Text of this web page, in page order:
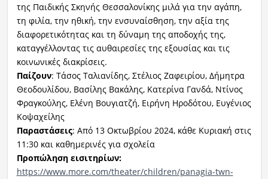
της Παιδικής Σκηνής Θεσσαλονίκης μιλά για την αγάπη,
τη φιλία, την ηθική, την ενσυναίσθηση, την αξία της
διαφορετικότητας και τη δύναμη της αποδοχής της,
καταγγέλλοντας τις αυθαιρεσίες της εξουσίας και τις
κοινωνικές διακρίσεις.
Παίζουν: Τάσος Ταλιανίδης, Στέλιος Ζαφειρίου, Δήμητρα
Θεοδουλίδου, Βασίλης Βακάλης, Κατερίνα Γανδά, Ντίνος
Φραγκούλης, Ελένη Βουγιατζή, Ειρήνη Ηροδότου, Ευγένιος
Κοψαχείλης
Παραστάσεις: Από 13 Οκτωβρίου 2024, κάθε Κυριακή στις
11:30 και καθημερινές για σχολεία
Προπώληση εισιτηρίων:
https://www.more.com/theater/children/panagia-twn-